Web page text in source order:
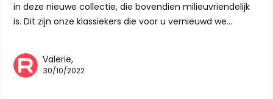
in deze nieuwe collectie, die bovendien milieuvriendelijk
is. Dit zijn onze klassiekers die voor u vernieuwd we…
Valerie,
30/10/2022